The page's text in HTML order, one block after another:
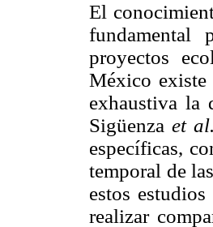
El
fundamental
proyectos
México existe
exhaustiva la
Sigüenza et al.
específicas,
temporal de
estos
realizar